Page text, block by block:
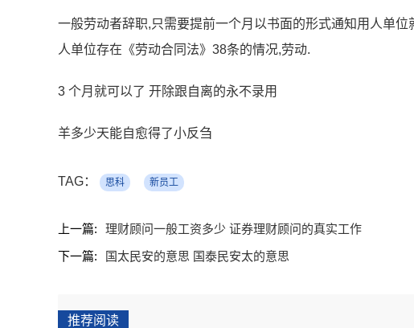
一般劳动者辞职,只需要提前一个月以书面的形式通知用人单
人单位存在《劳动合同法》38条的情况,劳动.
3 个月就可以了 开除跟自离的永不录用
羊多少天能自愈得了小反刍
TAG： 思科 新员工
上一篇:
理财顾问一般工资多少 证券理财顾问的真实工作
下一篇:
国太民安的意思 国泰民安太的意思
推荐阅读